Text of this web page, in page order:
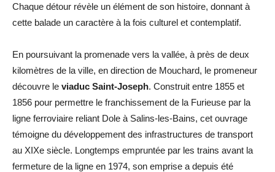
Chaque détour révèle un élément de son histoire, donnant à
cette balade un caractère à la fois culturel et contemplatif.
En poursuivant la promenade vers la vallée, à près de deux
kilomètres de la ville, en direction de Mouchard, le promeneur
découvre le viaduc Saint-Joseph. Construit entre 1855 et
1856 pour permettre le franchissement de la Furieuse par la
ligne ferroviaire reliant Dole à Salins-les-Bains, cet ouvrage
témoigne du développement des infrastructures de transport
au XIXe siècle. Longtemps empruntée par les trains avant la
fermeture de la ligne en 1974, son emprise a depuis été